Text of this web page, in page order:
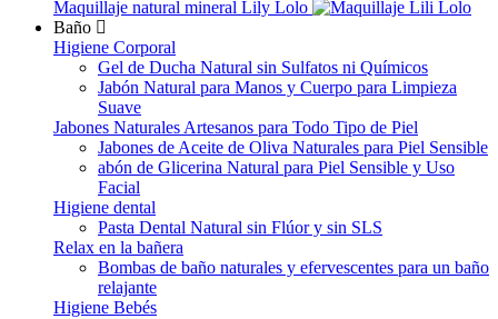
Maquillaje natural mineral Lily Lolo
Baño
Higiene Corporal
Gel de Ducha Natural sin Sulfatos ni Químicos
Jabón Natural para Manos y Cuerpo para Limpieza
Suave
Jabones Naturales Artesanos para Todo Tipo de Piel
Jabones de Aceite de Oliva Naturales para Piel Sensible
abón de Glicerina Natural para Piel Sensible y Uso
Facial
Higiene dental
Pasta Dental Natural sin Flúor y sin SLS
Relax en la bañera
Bombas de baño naturales y efervescentes para un baño
relajante
Higiene Bebés